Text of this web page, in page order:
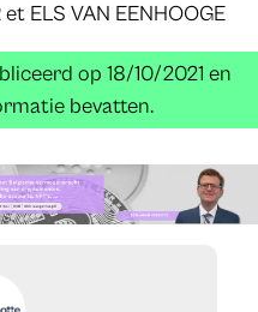
ELS VAN EENHOOGE
op 18/10/2021 en
bevatten.